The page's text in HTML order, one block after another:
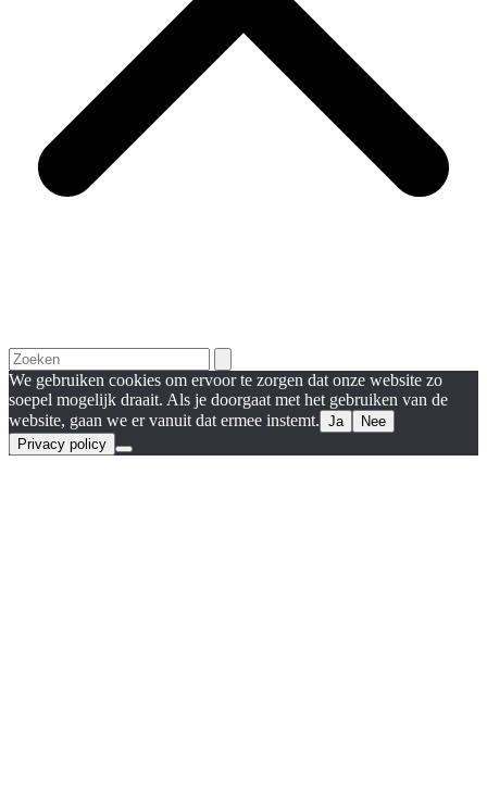
Search
We gebruiken cookies om ervoor te zorgen dat onze website zo
soepel mogelijk draait. Als je doorgaat met het gebruiken van de
website, gaan we er vanuit dat ermee instemt. Ja
Nee
Privacy policy